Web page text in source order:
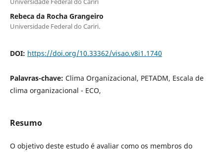
Rebeca da Rocha Grangeiro
Universidade Federal do Cariri.
DOI: https://doi.org/10.33362/visao.v8i1.1740
Palavras-chave: Clima Organizacional, PETADM, Escala de
clima organizacional - ECO,
Resumo
O objetivo deste estudo é avaliar como os membros do